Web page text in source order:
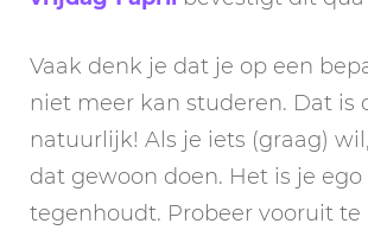
Vaak denk je dat je op een
niet meer kan studeren. Dat is
natuurlijk! Als je iets (graag)
dat gewoon doen. Het is je ego
tegenhoudt. Probeer vooruit te